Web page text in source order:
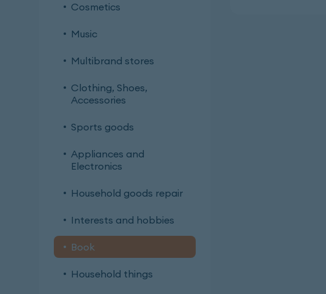
Cosmetics
Music
Multibrand stores
Clothing, Shoes,
Accessories
Sports goods
Appliances and
Electronics
Household goods repair
Interests and hobbies
Book
Household things